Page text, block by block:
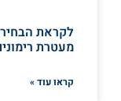
לקראת
מעטרת
קראו עוד »